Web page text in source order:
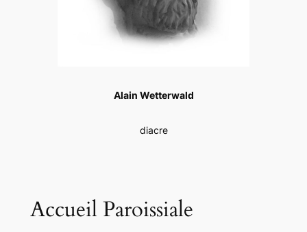
Alain Wetterwald
diacre
Accueil Paroissiale